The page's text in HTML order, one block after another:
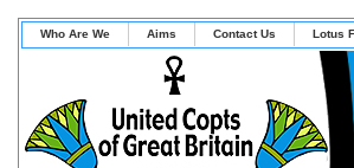
Who Are We Aims Contact Us Lotus